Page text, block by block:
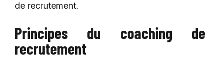
de recrutement.
Principes du coaching de
recrutement